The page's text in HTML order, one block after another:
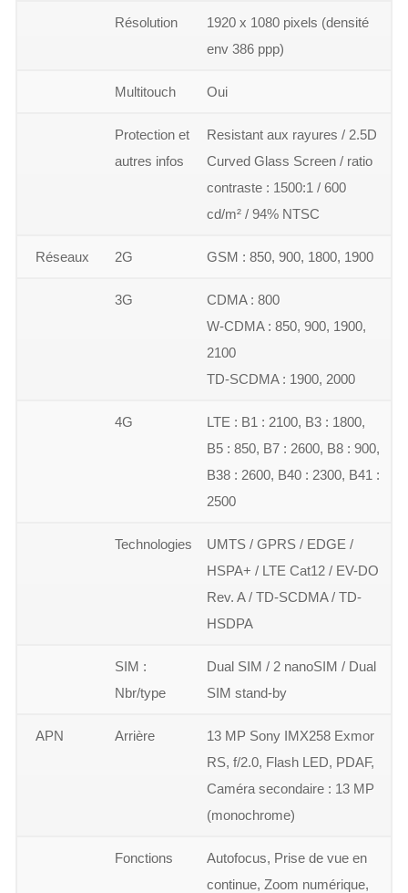
Résolution
1920 x 1080 pixels (densité
env 386 ppp)
Multitouch Oui
Protection et
autres infos
Resistant aux rayures / 2.5D
Curved Glass Screen / ratio
contraste : 1500:1 / 600
cd/m² / 94% NTSC
Réseaux 2G GSM : 850, 900, 1800, 1900
3G
CDMA : 800
W-CDMA : 850, 900, 1900,
2100
TD-SCDMA : 1900, 2000
4G
LTE : B1 : 2100, B3 : 1800,
B5 : 850, B7 : 2600, B8 : 900,
B38 : 2600, B40 : 2300, B41 :
2500
Technologies
UMTS / GPRS / EDGE /
HSPA+ / LTE Cat12 / EV-DO
Rev. A / TD-SCDMA / TD-
HSDPA
SIM :
Nbr/type
Dual SIM / 2 nanoSIM / Dual
SIM stand-by
APN Arrière
13 MP Sony IMX258 Exmor
RS, f/2.0, Flash LED, PDAF,
Caméra secondaire : 13 MP
(monochrome)
Fonctions
Autofocus, Prise de vue en
continue, Zoom numérique,